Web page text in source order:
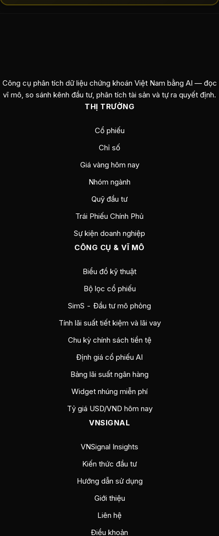
Công cụ phân tích dữ liệu chứng khoán Việt Nam bằng AI — đọc
vĩ mô, so sánh kênh đầu tư, phân tích tài sản và tự ra quyết định.
THỊ TRƯỜNG
Cổ phiếu
Chỉ số
Giá vàng hôm nay
Nhóm ngành
Quỹ đầu tư
Trái Phiếu Chính Phủ
Sự kiện doanh nghiệp
CÔNG CỤ & VĨ MÔ
Biểu đồ kỹ thuật
Bộ lọc cổ phiếu
SimS - Đầu tư mô phỏng
Tính lãi suất tiết kiệm và lãi vay
Chu kỳ chính sách tiền tệ
Định giá cổ phiếu AI
Bảng lãi suất ngân hàng
Widget nhúng miễn phí
Tỷ giá USD/VND hôm nay
VNSIGNAL
VNSignal Insights
Kiến thức đầu tư
Hướng dẫn sử dụng
Giới thiệu
Liên hệ
Điều khoản